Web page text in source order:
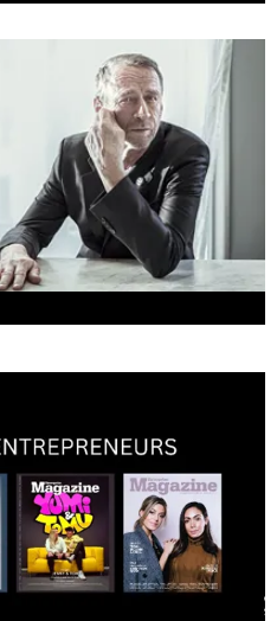
konst med hårt fysiskt arbete.